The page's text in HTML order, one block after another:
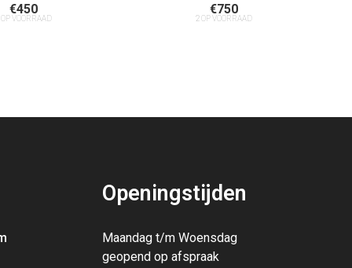
€450
OP VOORRAAD
€750
2 OP VOORRAAD
Openingstijden
Maandag t/m Woensdag
geopend op afspraak